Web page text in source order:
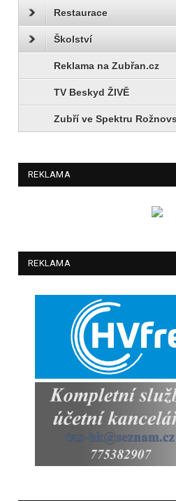
Restaurace
Školství
Reklama na Zubřan.cz
TV Beskyd ŽIVĚ
Zubří ve Spektru
REKLAMA
REKLAMA